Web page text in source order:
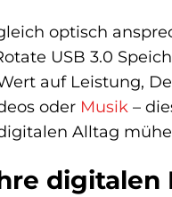
optisch
USB 3.0
auf Leistung,
oder Musik –
Alltag
digitalen